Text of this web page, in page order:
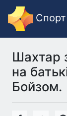
Шахтар
на
Бойзом.